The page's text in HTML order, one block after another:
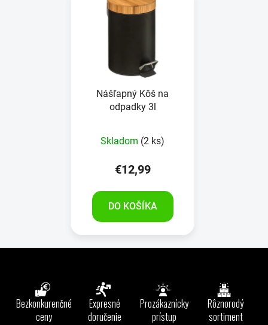
Nášľapný Kôš na
odpadky 3l
Skladom (2 ks)
€12,99
DO KOŠÍKA
Bezkonkurenčné
ceny
Expresné
doručenie
Prozákaznícky
prístup
Rôznorodý
sortiment